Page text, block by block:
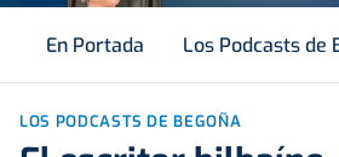
En Portada Los Podcasts de
LOS PODCASTS DE BEGOÑA